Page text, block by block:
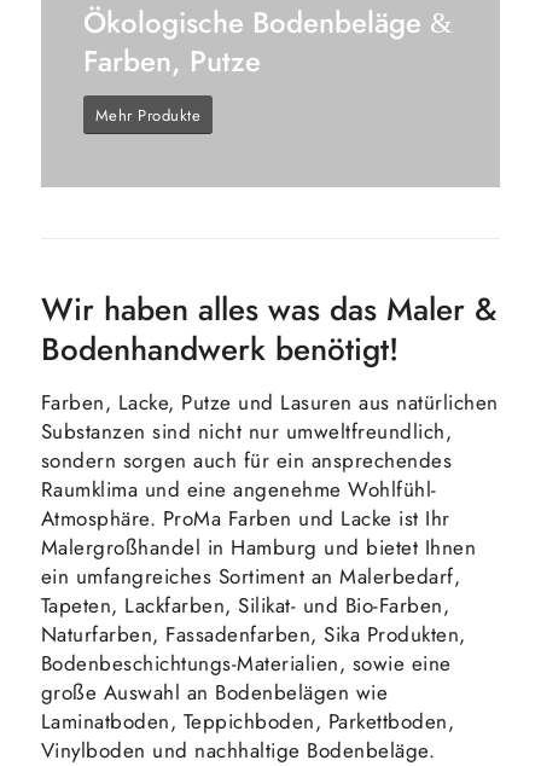
Ökologische Bodenbeläge &
Farben, Putze
Mehr Produkte
Wir haben alles was das Maler &
Bodenhandwerk benötigt!
Farben, Lacke, Putze und Lasuren aus natürlichen
Substanzen sind nicht nur umweltfreundlich,
sondern sorgen auch für ein ansprechendes
Raumklima und eine angenehme Wohlfühl-
Atmosphäre. ProMa Farben und Lacke ist Ihr
Malergroßhandel in Hamburg und bietet Ihnen
ein umfangreiches Sortiment an Malerbedarf,
Tapeten, Lackfarben, Silikat- und Bio-Farben,
Naturfarben, Fassadenfarben, Sika Produkten,
Bodenbeschichtungs-Materialien, sowie eine
große Auswahl an Bodenbelägen wie
Laminatboden, Teppichboden, Parkettboden,
Vinylboden und nachhaltige Bodenbeläge.